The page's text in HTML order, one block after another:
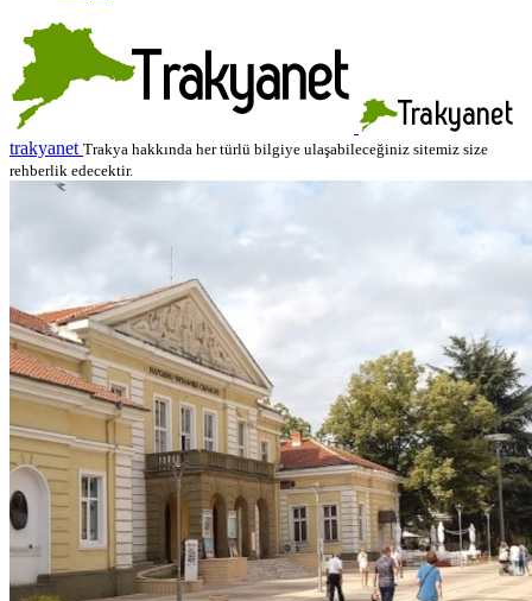
trakyanet Trakya hakkında her türlü bilgiye ulaşabileceğiniz sitemiz size
rehberlik edecektir.